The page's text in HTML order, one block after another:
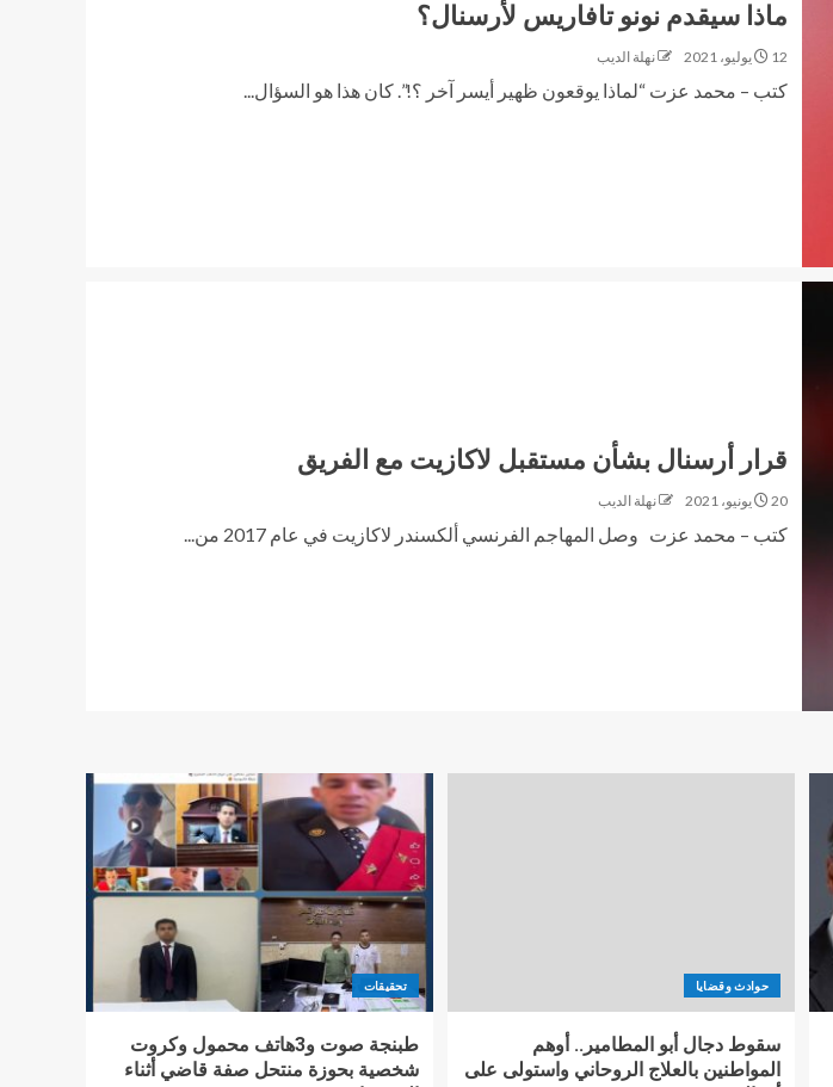
ماذا سيقدم نونو تافاريس لأرسنال؟
12 يوليو، 2021 نهلة الديب
كتب – محمد عزت “لماذا يوقعون ظهير أيسر آخر ؟!”. كان هذا هو السؤال...
قرار أرسنال بشأن مستقبل لاكازيت مع الفريق
20 يونيو، 2021 نهلة الديب
كتب – محمد عزت وصل المهاجم الفرنسي ألكسندر لاكازيت في عام 2017 من...
حوادث وقضايا
سقوط دجال أبو المطامير.. أوهم
المواطنين بالعلاج الروحاني واستولى على
تحقيقات
طبنجة صوت و3هاتف محمول وكروت
شخصية بحوزة منتحل صفة قاضي أثناء